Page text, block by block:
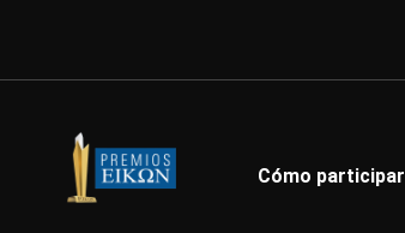
contenido
Cómo participar